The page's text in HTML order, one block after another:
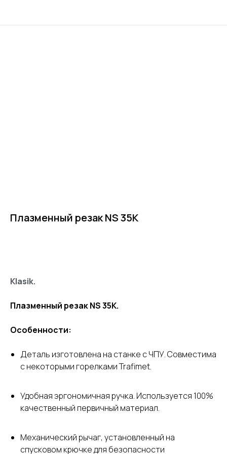
Плазменный резак NS 35K
Klasik.
Плазменный резак NS 35K.
Особенности:
Деталь изготовлена ​​на станке с ЧПУ. Совместима
с некоторыми горелками Trafimet.
Удобная эргономичная ручка. Используется 100%
качественный первичный материал.
Механический рычаг, установленный на
спусковом крючке для безопасности